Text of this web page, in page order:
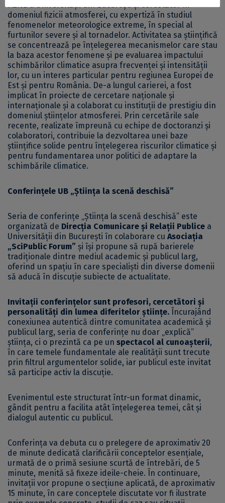
domeniul fizicii atmosferei, cu expertiză în studiul
fenomenelor meteorologice extreme, în special al
furtunilor severe și al tornadelor. Activitatea sa științifică
se concentrează pe înțelegerea mecanismelor care stau
la baza acestor fenomene și pe evaluarea impactului
schimbărilor climatice asupra frecvenței și intensității
lor, cu un interes particular pentru regiunea Europei de
Est și pentru România. De-a lungul carierei, a fost
implicat în proiecte de cercetare naționale și
internaționale și a colaborat cu instituții de prestigiu din
domeniul științelor atmosferei. Prin cercetările sale
recente, realizate împreună cu echipe de doctoranzi și
colaboratori, contribuie la dezvoltarea unei baze
științifice solide pentru înțelegerea riscurilor climatice și
pentru fundamentarea unor politici de adaptare la
schimbările climatice.
Conferințele UB „Știința la scenă deschisă”
Seria de conferințe „Știința la scenă deschisă” este
organizată de Direcția Comunicare și Relații Publice a
Universității din București în colaborare cu Asociația
„SciPublic Forum” și își propune să rupă barierele
tradiționale dintre mediul academic și publicul larg,
oferind un spațiu în care specialiști din diverse domenii
să aducă în discuție subiecte de actualitate.
Invitații conferințelor sunt profesori, cercetători și
personalități din lumea diferitelor științe. Încurajând
conexiunea autentică dintre comunitatea academică și
publicul larg, seria de conferințe nu doar „explică”
știința, ci o prezintă ca pe un spectacol al cunoașterii,
în care temele fundamentale ale realității sunt trecute
prin filtrul argumentelor solide, iar publicul este invitat
să participe activ la discuție.
Evenimentul este structurat într-un format dinamic,
gândit pentru a facilita atât înțelegerea temei, cât și
dialogul autentic cu publicul.
Conferința va debuta cu o prelegere de aproximativ 20
de minute dedicată clarificării conceptelor esențiale,
urmată de o primă sesiune scurtă de întrebări, de 5
minute, menită să fixeze ideile-cheie. În continuare,
invitații vor propune o secțiune aplicată, de aproximativ
15 minute, în care conceptele discutate vor fi ilustrate